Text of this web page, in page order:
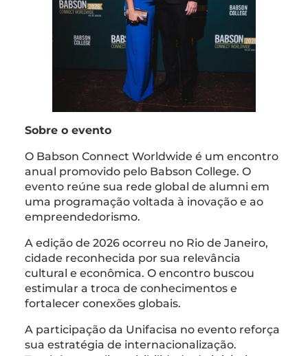
Sobre o evento
O Babson Connect Worldwide é um encontro
anual promovido pelo Babson College. O
evento reúne sua rede global de alumni em
uma programação voltada à inovação e ao
empreendedorismo.
A edição de 2026 ocorreu no Rio de Janeiro,
cidade reconhecida por sua relevância
cultural e econômica. O encontro buscou
estimular a troca de conhecimentos e
fortalecer conexões globais.
A participação da Unifacisa no evento reforça
sua estratégia de internacionalização.